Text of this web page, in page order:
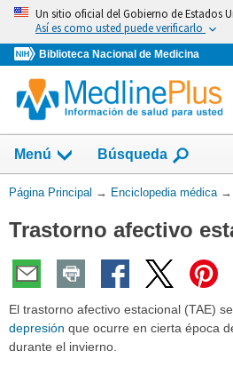
Omita
vaya
al
Contenido
Un sitio oficial del Gobierno de Estados
Así es como usted puede verificarlo
Biblioteca Nacional de Medicina
Menú Búsqueda
Usted
aquí:
Página Principal → Enciclopedia médica →
Trastorno afectivo
El trastorno afectivo estacional (TAE)
depresión que ocurre en cierta época
durante el invierno.